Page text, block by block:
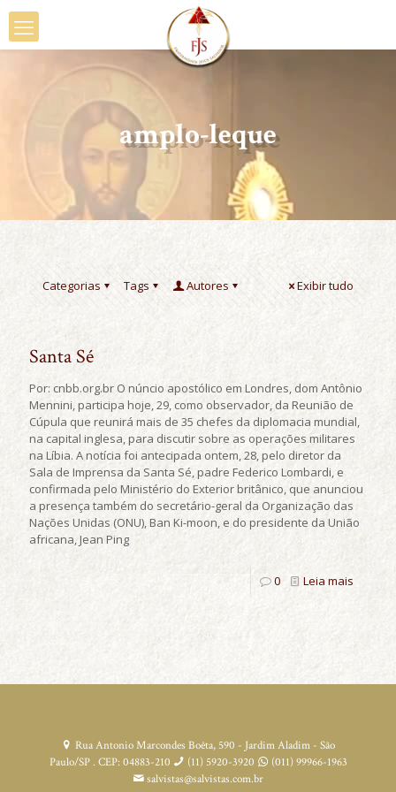
amplo-leque
Categorias Tags Autores Exibir tudo
Santa Sé
Por: cnbb.org.br O núncio apostólico em Londres, dom Antônio
Mennini, participa hoje, 29, como observador, da Reunião de
Cúpula que reunirá mais de 35 chefes da diplomacia mundial,
na capital inglesa, para discutir sobre as operações militares
na Líbia. A notícia foi antecipada ontem, 28, pelo diretor da
Sala de Imprensa da Santa Sé, padre Federico Lombardi, e
confirmada pelo Ministério do Exterior britânico, que anunciou
a presença também do secretário-geral da Organização das
Nações Unidas (ONU), Ban Ki-moon, e do presidente da União
africana, Jean Ping
0 Leia mais
Rua Antonio Marcondes Boêta, 590 - Jardim Aladim - São
Paulo/SP . CEP: 04883-210
(11) 5920-3920
(011) 99966-1963
salvistas@salvistas.com.br